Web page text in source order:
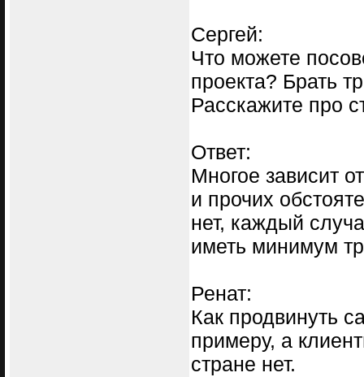
Сергей:
Что можете
проекта? Брать
Расскажите про
Ответ:
Многое зависит
и прочих
нет, каждый
иметь минимум
Ренат:
Как продвинуть
примеру, а
стране нет.